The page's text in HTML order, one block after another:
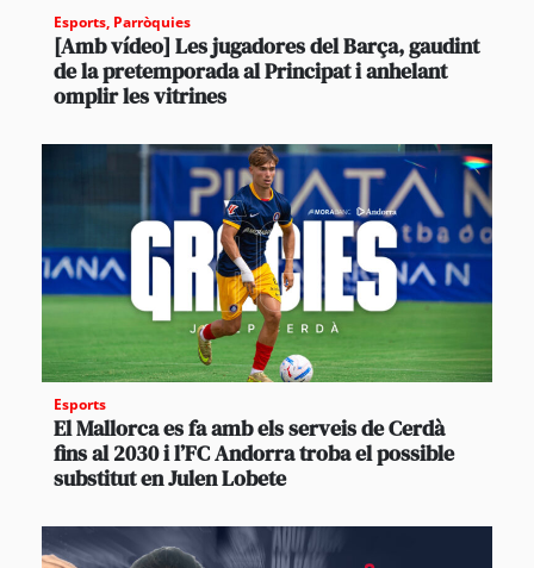
Esports, Parròquies
[Amb vídeo] Les jugadores del Barça, gaudint
de la pretemporada al Principat i anhelant
omplir les vitrines
Esports
El Mallorca es fa amb els serveis de Cerdà
fins al 2030 i l’FC Andorra troba el possible
substitut en Julen Lobete